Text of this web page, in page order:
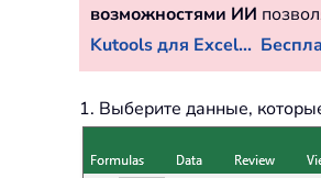
возможностями ИИ
Kutools для Excel...
1. Выберите данные,